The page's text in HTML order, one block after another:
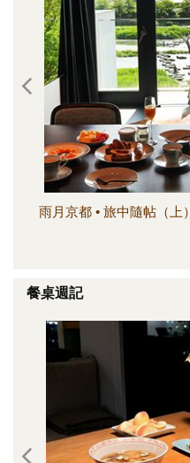
活動實況記錄
媒體報導一覽
合作與代言
訂閱電子報
雨月京都 • 旅中隨帖（上）
餐桌週記